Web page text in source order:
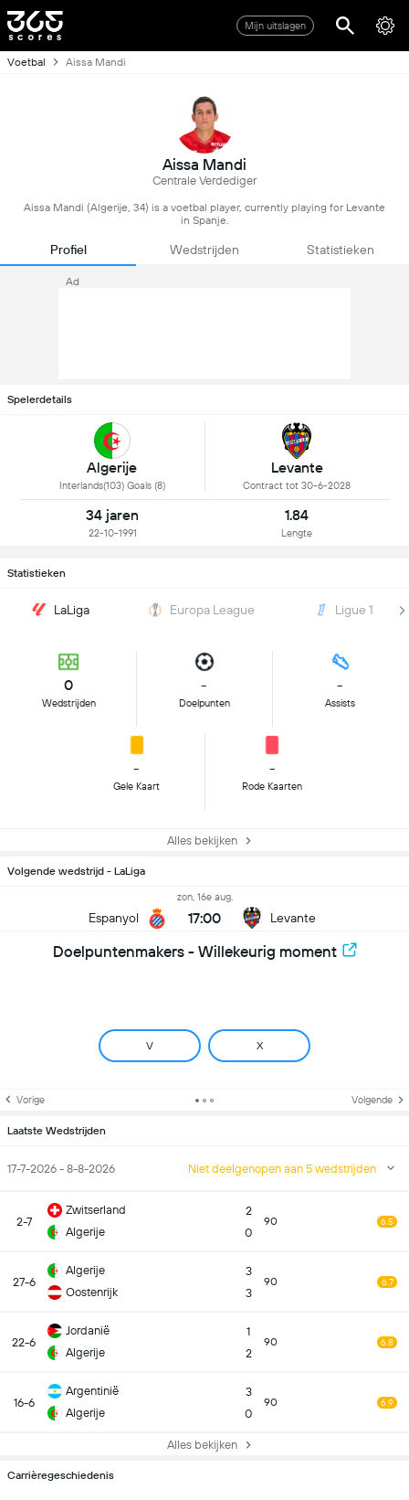
Mijn uitslagen
Voetbal Aissa Mandi
Aissa Mandi
Centrale Verdediger
Aissa Mandi (Algerije, 34) is a voetbal player, currently playing for Levante
in Spanje.
Profiel Wedstrijden Statistieken
Ad
Spelerdetails
Algerije
Interlands(103) Goals (8)
Levante
Contract tot 30-6-2028
34 jaren
22-10-1991
1.84
Lengte
Statistieken
LaLiga Europa League Ligue 1
0
Wedstrijden
-
Doelpunten
-
Assists
-
Gele Kaart
-
Rode Kaarten
Alles bekijken
Volgende wedstrijd - LaLiga
Espanyol
zon, 16e aug.
17:00 Levante
Doelpuntenmakers - Willekeurig moment
V X
Vorige Volgende
Laatste Wedstrijden
17-7-2026 - 8-8-2026 Niet deelgenopen aan 5 wedstrijden
2-7
Zwitserland
Algerije
2
0
90 6.5
27-6
Algerije
Oostenrijk
3
3
90 6.7
22-6
Jordanië
Algerije
1
2
90 6.8
16-6
Argentinië
Algerije
3
0
90 6.9
Alles bekijken
Carrièregeschiedenis